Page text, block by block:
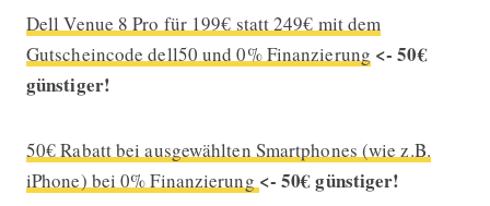
Dell Venue 8 Pro für 199€ statt 249€ mit dem
Gutscheincode dell50 und 0% Finanzierung <- 50€
günstiger!
50€ Rabatt bei ausgewählten Smartphones (wie z.B.
iPhone) bei 0% Finanzierung <- 50€ günstiger!